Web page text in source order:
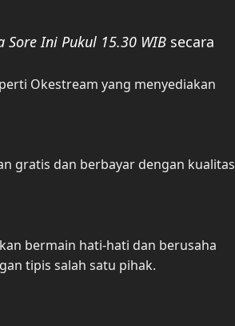
Sore Ini Pukul 15.30 WIB secara
Okestream yang menyediakan
gratis dan berbayar dengan kualitas
bermain hati-hati dan berusaha
tipis salah satu pihak.